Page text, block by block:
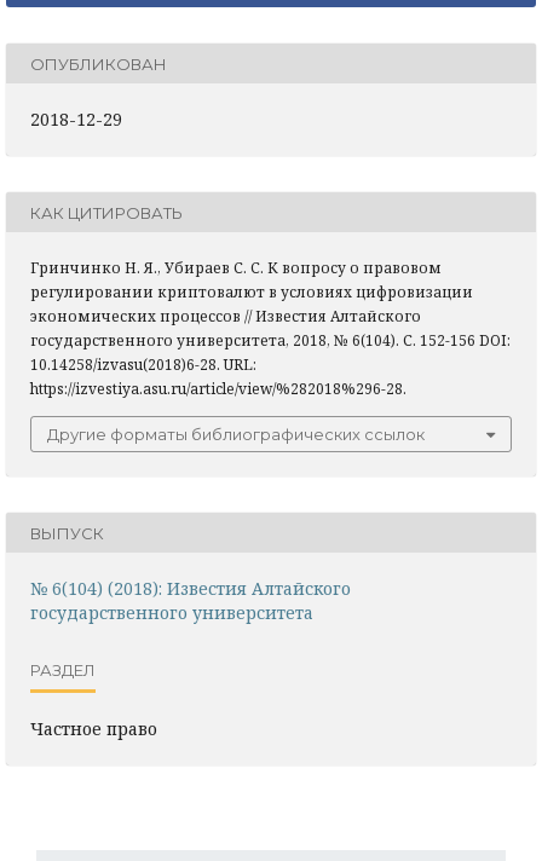
ОПУБЛИКОВАН
2018-12-29
КАК ЦИТИРОВАТЬ
Гринчинко Н. Я., Убираев С. С. К вопросу о правовом
регулировании криптовалют в условиях цифровизации
экономических процессов // Известия Алтайского
государственного университета, 2018, № 6(104). С. 152-156 DOI:
10.14258/izvasu(2018)6-28. URL:
https://izvestiya.asu.ru/article/view/%282018%296-28.
Другие форматы библиографических ссылок
ВЫПУСК
№ 6(104) (2018): Известия Алтайского
государственного университета
РАЗДЕЛ
Частное право